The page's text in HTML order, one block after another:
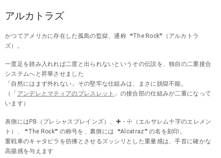
アルカトラズ
かつてアメリカに存在した孤島の監獄、通称 ❝The Rock❞（アルカトラ
ズ）。
一度足を踏み入れれば二度と出られないというその伝説を、独自の二重接合
システムへと昇華させました
「自然にはまず外れない」その堅牢な仕組みは、まさに脱獄不能。
（「 アンデレとマティアのブレスレット 」の接合部の仕組みが二重になって
います）
表側にはPB（プレシャスブレインズ）、✚・☩（エルサレム十字のエレメン
ト）、 ❝The Rock❞ の称号を、裏側には ❝Alcatraz❞ の名を刻印。
重戦車のキャタピラを彷彿とさせるズッシリとした重量感は、手首に確かな
高揚感を与えます